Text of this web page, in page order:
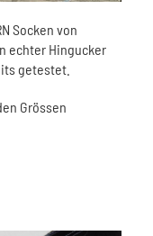
Socken von
echter Hingucker
getestet.
Grössen